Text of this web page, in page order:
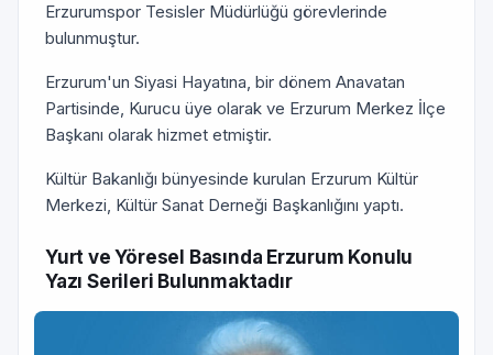
Erzurumspor Tesisler Müdürlüğü görevlerinde
bulunmuştur.
Erzurum'un Siyasi Hayatına, bir dönem Anavatan
Partisinde, Kurucu üye olarak ve Erzurum Merkez İlçe
Başkanı olarak hizmet etmiştir.
Kültür Bakanlığı bünyesinde kurulan Erzurum Kültür
Merkezi, Kültür Sanat Derneği Başkanlığını yaptı.
Yurt ve Yöresel Basında Erzurum Konulu
Yazı Serileri Bulunmaktadır